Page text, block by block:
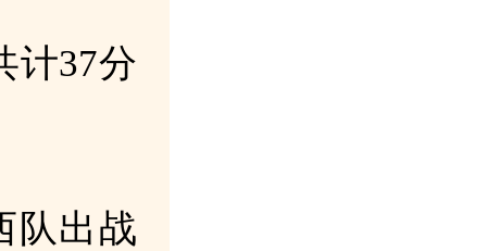
计37分
队出战